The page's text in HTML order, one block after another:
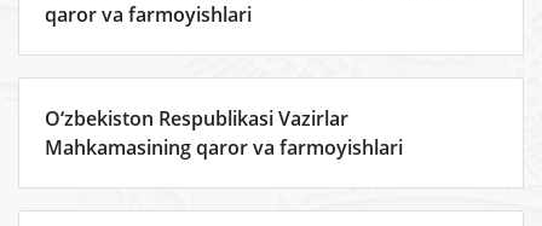
qaror va farmoyishlari
O‘zbekiston Respublikasi Vazirlar
Mahkamasining qaror va farmoyishlari